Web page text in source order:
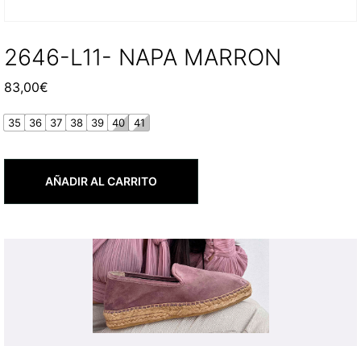
2646-L11- NAPA MARRON
83,00€
35 36 37 38 39 40 41
AÑADIR AL CARRITO